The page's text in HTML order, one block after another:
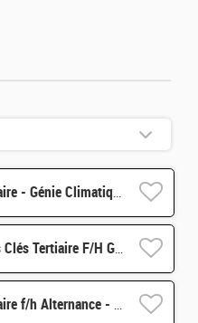
Technico-commercial Sédentaire - Génie Climatique f/h Alternance - 69
Responsable Grands Comptes Clés Tertiaire F/H Génie Climatique
Technico-commercial Sédentaire f/h Alternance - 59